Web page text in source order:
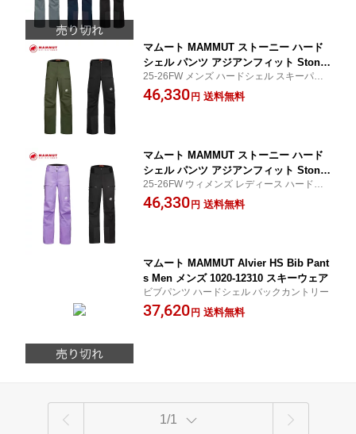
マムート MAMMUT ストーニー ハード
シェル パンツ アジアンフィット Stone
y HS Pants AF Men 1020-13740
25-26FW メンズ ハードシェル スキーパン
ツ 3レイヤー
46,330 円 送料無料
マムート MAMMUT ストーニー ハード
シェル パンツ アジアンフィット Stone
y HS Pants AF Women 1020-13750
25-26FW ウィメンズ レディース ハードシ
ェル スキーパンツ 3レイヤー
46,330 円 送料無料
マムート MAMMUT Alvier HS Bib Pant
s Men メンズ 1020-12310 スキーウェア
ビブパンツ ハードシェル バックカントリー
37,620 円 送料無料
1/1